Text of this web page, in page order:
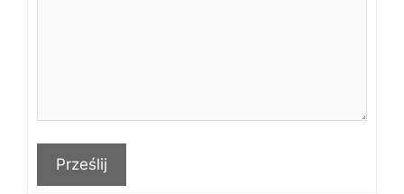
Prześlij